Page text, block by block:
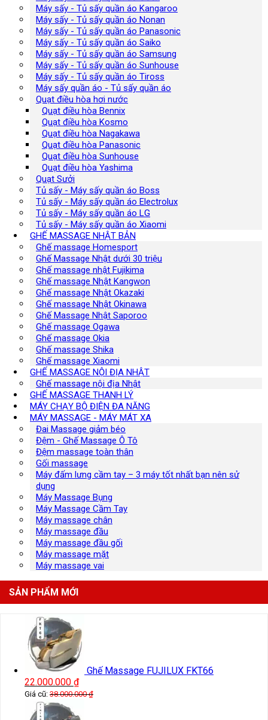
Máy sấy - Tủ sấy quần áo Kangaroo
Máy sấy - Tủ sấy quần áo Nonan
Máy sấy - Tủ sấy quần áo Panasonic
Máy sấy - Tủ sấy quần áo Saiko
Máy sấy - Tủ sấy quần áo Samsung
Máy sấy - Tủ sấy quần áo Sunhouse
Máy sấy - Tủ sấy quần áo Tiross
Máy sấy quần áo - Tủ sấy quần áo
Quạt điều hòa hơi nước
Quạt điều hòa Bennix
Quạt điều hòa Kosmo
Quạt điều hòa Nagakawa
Quạt điều hòa Panasonic
Quạt điều hòa Sunhouse
Quạt điều hòa Yashima
Quạt Sưởi
Tủ sấy - Máy sấy quần áo Boss
Tủ sấy - Máy sấy quần áo Electrolux
Tủ sấy - Máy sấy quần áo LG
Tủ sấy - Máy sấy quần áo Xiaomi
GHẾ MASSAGE NHẬT BẢN
Ghế massage Homesport
Ghế Massage Nhật dưới 30 triệu
Ghế massage nhật Fujikima
Ghế massage Nhật Kangwon
Ghế massage Nhật Okazaki
Ghế massage Nhật Okinawa
Ghế Massage Nhật Saporoo
Ghế massage Ogawa
Ghế massage Okia
Ghế massage Shika
Ghế massage Xiaomi
GHẾ MASSAGE NỘI ĐỊA NHẬT
Ghế massage nội địa Nhật
GHẾ MASSAGE THANH LÝ
MÁY CHẠY BỘ ĐIỆN ĐA NĂNG
MÁY MASSAGE - MÁY MÁT XA
Đai Massage giảm béo
Đệm - Ghế Massage Ô Tô
Đệm massage toàn thân
Gối massage
Máy đấm lưng cầm tay – 3 máy tốt nhất bạn nên sử
dụng
Máy Massage Bụng
Máy Massage Cầm Tay
Máy massage chân
Máy massage đầu
Máy massage đầu gối
Máy massage mặt
Máy massage vai
SẢN PHẨM MỚI
Ghế Massage FUJILUX FKT66
22.000.000 ₫
Giá cũ: 38.000.000₫